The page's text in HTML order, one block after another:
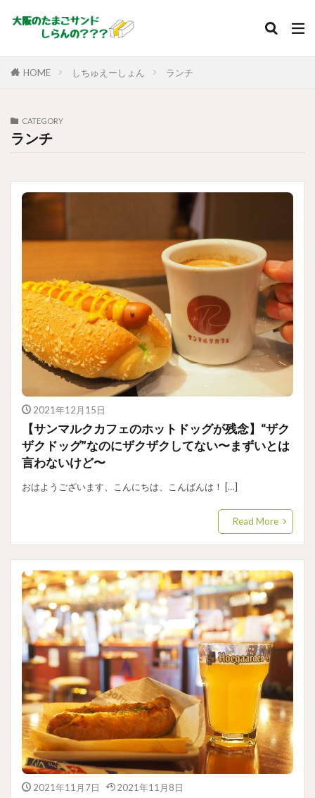
HOME しちゅえーしょん ランチ
CATEGORY
ランチ
2021年12月15日
【サンマルクカフェのホットドッグが残念】“ザク
ザクドッグ”なのにザクザクしてない〜まずいとは
言わないけど〜
おはようございます、こんにちは、こんばんは！ […]
Read More
2021年11月7日 2021年11月8日